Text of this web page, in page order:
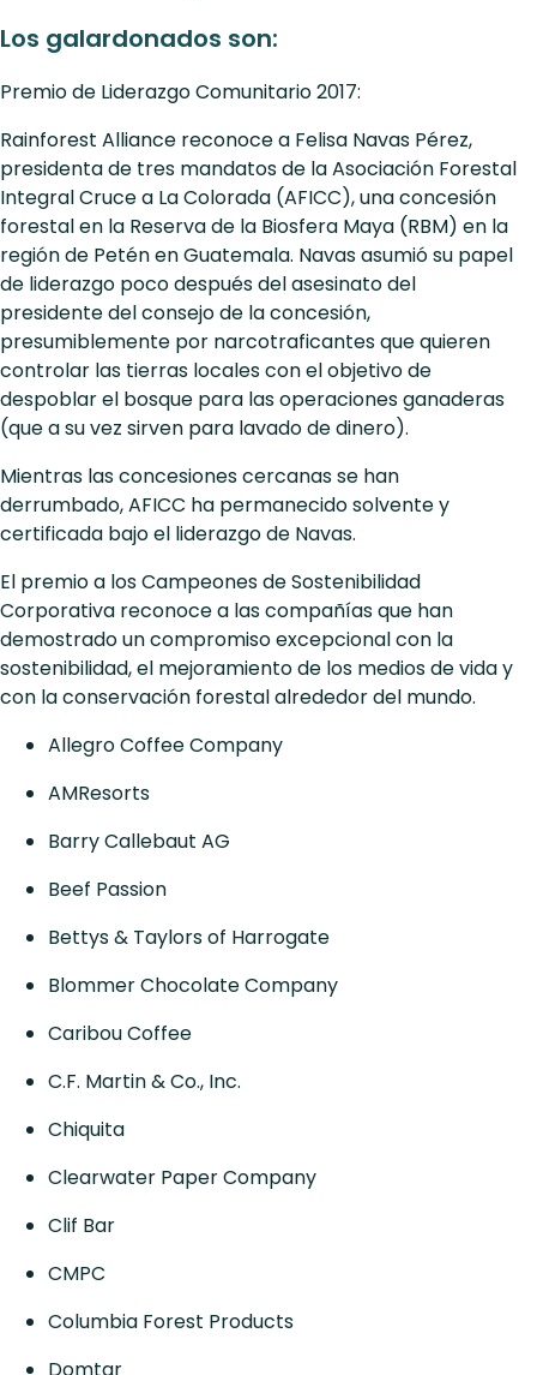
Los galardonados son:
Premio de Liderazgo Comunitario 2017:
Rainforest Alliance reconoce a Felisa Navas Pérez,
presidenta de tres mandatos de la Asociación Forestal
Integral Cruce a La Colorada (AFICC), una concesión
forestal en la Reserva de la Biosfera Maya (RBM) en la
región de Petén en Guatemala. Navas asumió su papel
de liderazgo poco después del asesinato del
presidente del consejo de la concesión,
presumiblemente por narcotraficantes que quieren
controlar las tierras locales con el objetivo de
despoblar el bosque para las operaciones ganaderas
(que a su vez sirven para lavado de dinero).
Mientras las concesiones cercanas se han
derrumbado, AFICC ha permanecido solvente y
certificada bajo el liderazgo de Navas.
El premio a los Campeones de Sostenibilidad
Corporativa reconoce a las compañías que han
demostrado un compromiso excepcional con la
sostenibilidad, el mejoramiento de los medios de vida y
con la conservación forestal alrededor del mundo.
Allegro Coffee Company
AMResorts
Barry Callebaut AG
Beef Passion
Bettys & Taylors of Harrogate
Blommer Chocolate Company
Caribou Coffee
C.F. Martin & Co., Inc.
Chiquita
Clearwater Paper Company
Clif Bar
CMPC
Columbia Forest Products
Domtar